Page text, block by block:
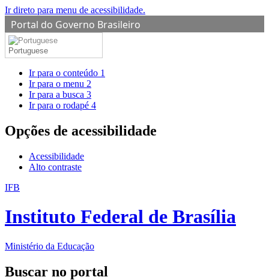
Ir direto para menu de acessibilidade.
Portal do Governo Brasileiro
Portuguese
Ir para o conteúdo 1
Ir para o menu 2
Ir para a busca 3
Ir para o rodapé 4
Opções de acessibilidade
Acessibilidade
Alto contraste
IFB
Instituto Federal de Brasília
Ministério da Educação
Buscar no portal